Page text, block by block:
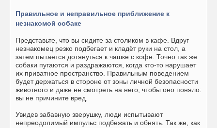
Правильное и неправильное приближение к
незнакомой собаке
Представьте, что вы сидите за столиком в кафе. Вдруг
незнакомец резко подбегает и кладёт руки на стол, а
затем пытается дотянуться к чашке с кофе. Точно так же
собаки пугаются и раздражаются, когда кто-то нарушает
их приватное пространство. Правильным поведением
будет держаться в стороне от зоны личной безопасности
животного и даже не смотреть на него, чтобы оно поняло:
вы не причините вред.
Увидев забавную зверушку, люди испытывают
непреодолимый импульс подбежать и обнять. Так же, как